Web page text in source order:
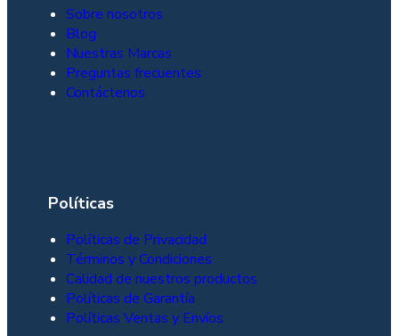
Sobre nosotros
Blog
Nuestras Marcas
Preguntas frecuentes
Contáctenos
Políticas
Políticas de Privacidad
Términos y Condiciones
Calidad de nuestros productos
Políticas de Garantía
Políticas Ventas y Envíos